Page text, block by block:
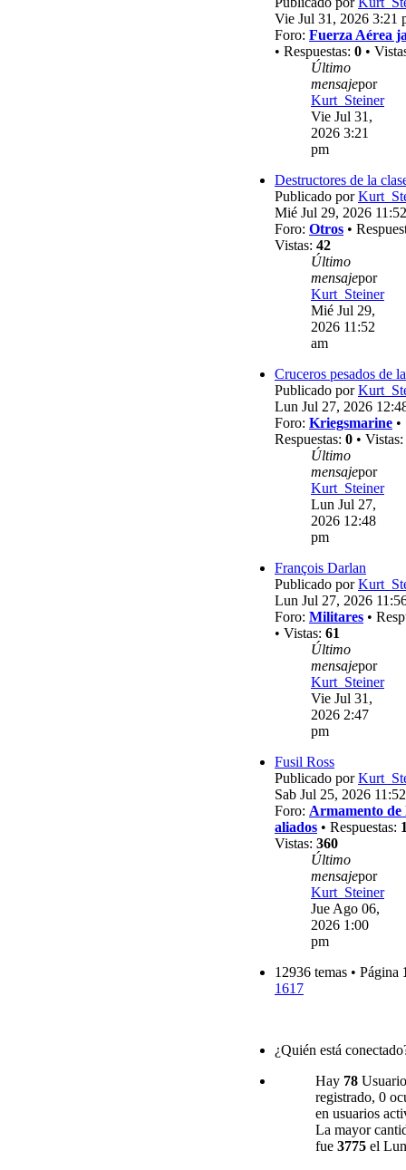
Vie Jul 31, 2026 3:21
Foro: Fuerza Aérea
• Respuestas: 0 •
Último
mensajepor
Kurt_Steiner
Vie Jul 31,
2026 3:21
pm
Destructores de la
Publicado por
Mié Jul 29, 2026
Foro: Otros •
Vistas: 42
Último
mensajepor
Kurt_Steiner
Mié Jul 29,
2026 11:52
am
Cruceros pesados de
Publicado por
Lun Jul 27, 2026
Foro: Kriegsmarine •
Respuestas: 0 • Vistas:
Último
mensajepor
Kurt_Steiner
Lun Jul 27,
2026 12:48
pm
François Darlan
Publicado por
Lun Jul 27, 2026
Foro: Militares •
• Vistas: 61
Último
mensajepor
Kurt_Steiner
Vie Jul 31,
2026 2:47
pm
Fusil Ross
Publicado por
Sab Jul 25, 2026
Foro: Armamento de
aliados • Respuestas:
Vistas: 360
Último
mensajepor
Kurt_Steiner
Jue Ago 06,
2026 1:00
pm
12936 temas • Página
1617
¿Quién está
Hay 78
registrado, 0
en usuarios
La mayor
fue 3775 el